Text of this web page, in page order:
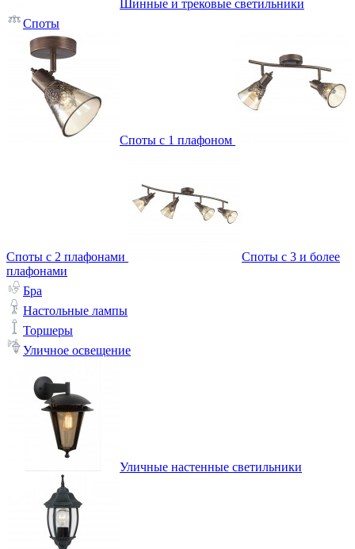
Шинные и трековые светильники
Споты
Споты с 1 плафоном
Споты с 2 плафонами
Споты с 3 и более
плафонами
Бра
Настольные лампы
Торшеры
Уличное освещение
Уличные настенные светильники